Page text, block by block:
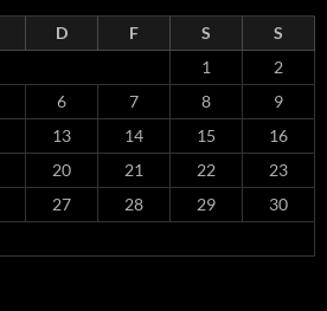
D F S
S
1
2
6 7 8
9
13 14 15
16
20 21 22
23
27 28 29
30